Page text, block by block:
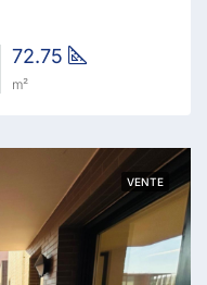
72.75
m²
VENTE